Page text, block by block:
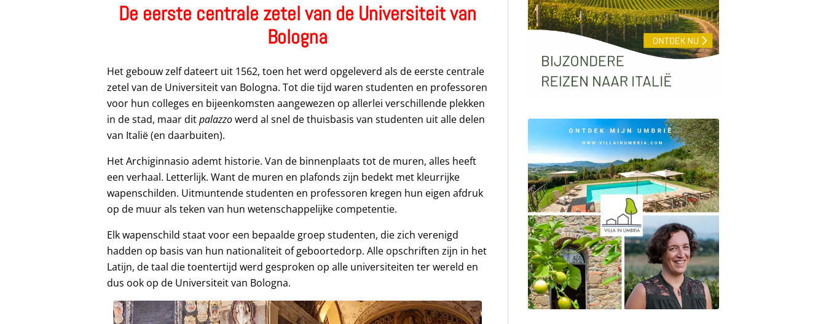
De eerste centrale zetel van de Universiteit van
Bologna
Het gebouw zelf dateert uit 1562, toen het werd opgeleverd als de eerste centrale
zetel van de Universiteit van Bologna. Tot die tijd waren studenten en professoren
voor hun colleges en bijeenkomsten aangewezen op allerlei verschillende plekken
in de stad, maar ditpalazzowerd al snel de thuisbasis van studenten uit alle delen
van Italië (en daarbuiten).
Het Archiginnasio ademt historie. Van de binnenplaats tot de muren, alles heeft
een verhaal. Letterlijk. Want de muren en plafonds zijn bedekt met kleurrijke
wapenschilden. Uitmuntende studenten en professoren kregen hun eigen afdruk
op de muur als teken van hun wetenschappelijke competentie.
Elk wapenschild staat voor een bepaalde groep studenten, die zich verenigd
hadden op basis van hun nationaliteit of geboortedorp. Alle opschriften zijn in het
Latijn, de taal die toentertijd werd gesproken op alle universiteiten ter wereld en
dus ook op de Universiteit van Bologna.